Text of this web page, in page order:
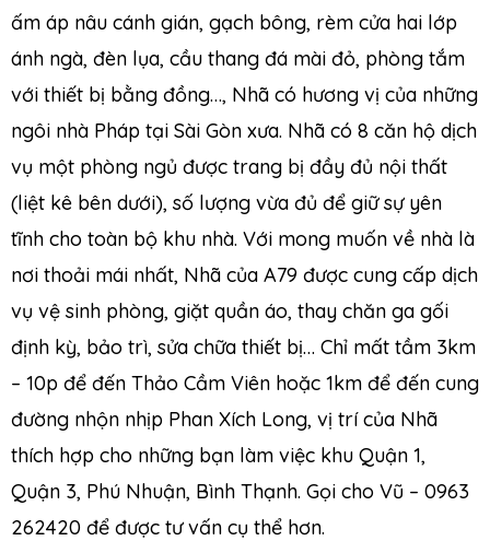
ấm áp nâu cánh gián, gạch bông, rèm cửa hai lớp
ánh ngà, đèn lụa, cầu thang đá mài đỏ, phòng tắm
với thiết bị bằng đồng…, Nhã có hương vị của những
ngôi nhà Pháp tại Sài Gòn xưa. Nhã có 8 căn hộ dịch
vụ một phòng ngủ được trang bị đầy đủ nội thất
(liệt kê bên dưới), số lượng vừa đủ để giữ sự yên
tĩnh cho toàn bộ khu nhà. Với mong muốn về nhà là
nơi thoải mái nhất, Nhã của A79 được cung cấp dịch
vụ vệ sinh phòng, giặt quần áo, thay chăn ga gối
định kỳ, bảo trì, sửa chữa thiết bị… Chỉ mất tầm 3km
– 10p để đến Thảo Cầm Viên hoặc 1km để đến cung
đường nhộn nhịp Phan Xích Long, vị trí của Nhã
thích hợp cho những bạn làm việc khu Quận 1,
Quận 3, Phú Nhuận, Bình Thạnh. Gọi cho Vũ – 0963
262420 để được tư vấn cụ thể hơn.